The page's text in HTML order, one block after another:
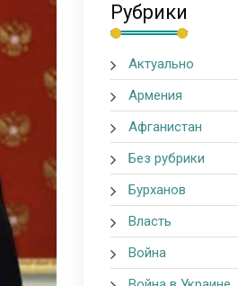
Рубрики
Актуально
Армения
Афганистан
Без рубрики
Бурханов
Власть
Война